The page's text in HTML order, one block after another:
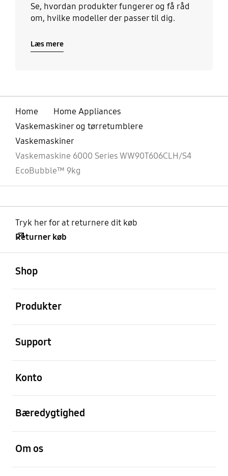
Se, hvordan produkter fungerer og få råd
om, hvilke modeller der passer til dig.
Læs mere
Home
Home Appliances
Vaskemaskiner og tørretumblere
Vaskemaskiner
Vaskemaskine 6000 Series WW90T606CLH/S4
EcoBubble™ 9kg
Tryk her for at returnere dit køb
Returner køb
Shop
Produkter
Support
Konto
Bæredygtighed
Om os